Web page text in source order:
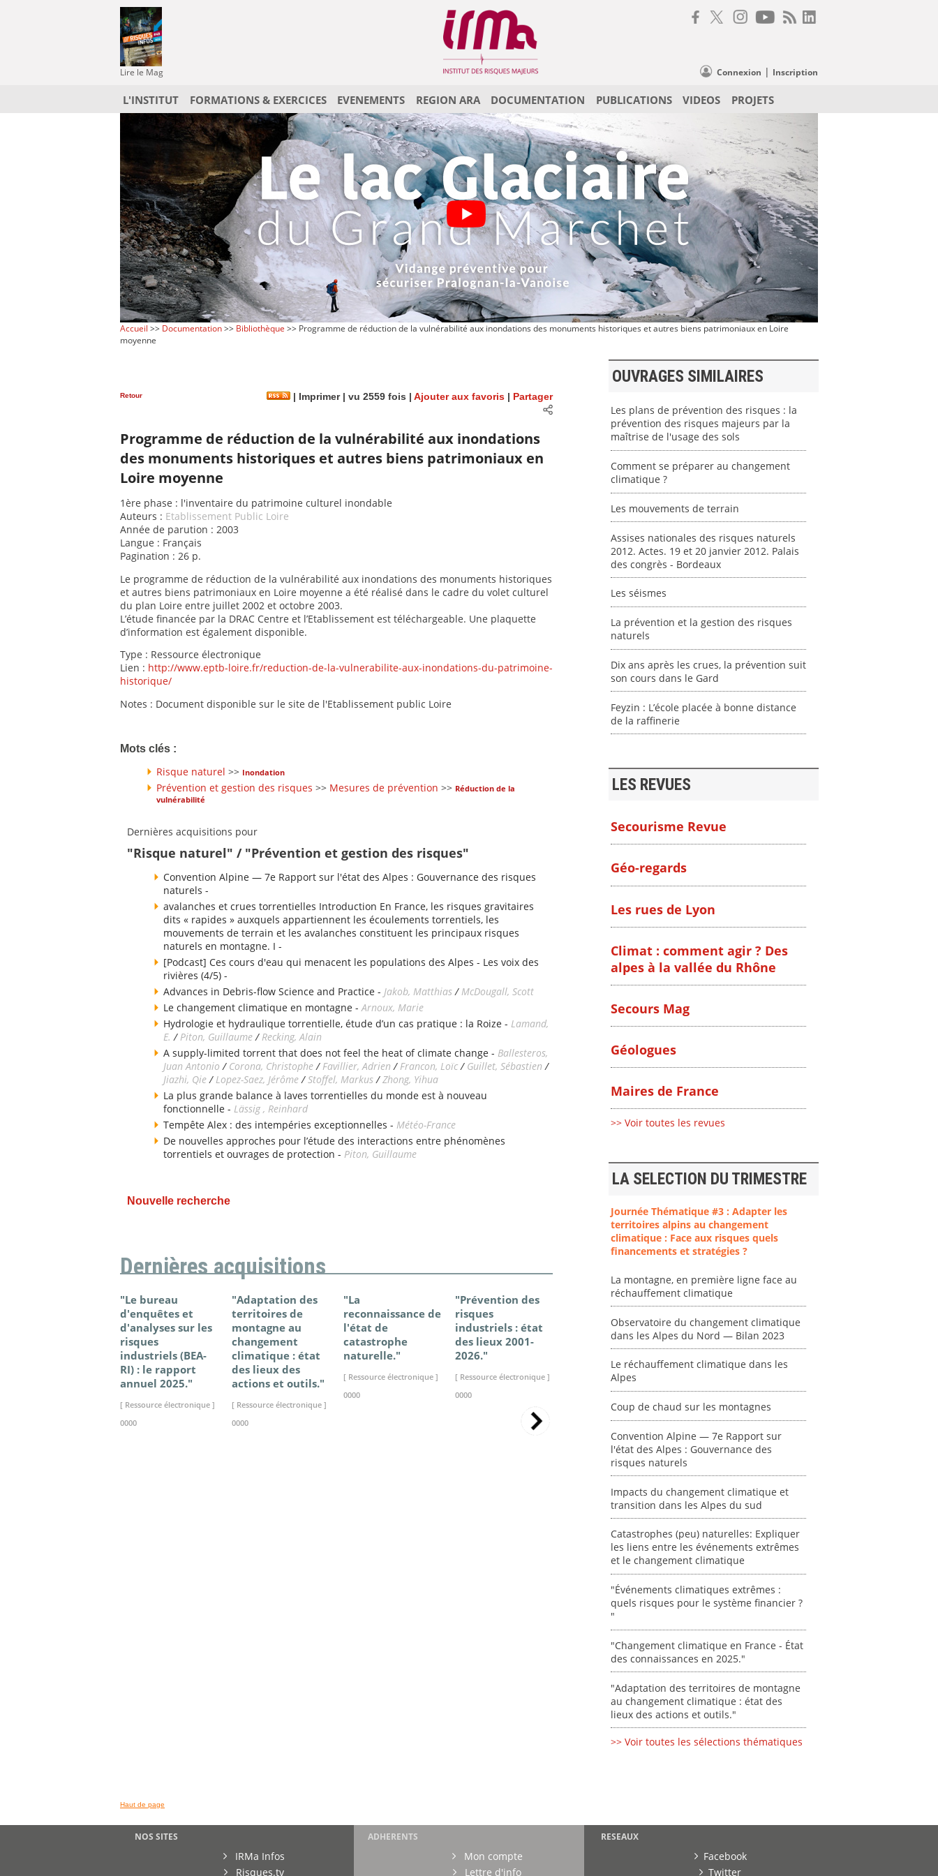
Lire le Mag Connexion | Inscription
L'INSTITUT FORMATIONS & EXERCICES EVENEMENTS REGION ARA DOCUMENTATION PUBLICATIONS VIDEOS PROJETS
Accueil >> Documentation>> Bibliothèque >> Programme de réduction de la vulnérabilité aux inondations des monuments historiques et autres biens patrimoniaux en Loire
moyenne
Retour Imprimer| vu 2559 fois | Ajouter aux favoris Partager
Programme de réduction de la vulnérabilité aux inondations
des monuments historiques et autres biens patrimoniaux en
Loire moyenne
1ère phase : l'inventaire du patrimoine culturel inondable
Auteurs : Etablissement Public Loire
Année de parution : 2003
Langue : Français
Pagination : 26 p.
Le programme de réduction de la vulnérabilité aux inondations des monuments historiques
et autres biens patrimoniaux en Loire moyenne a été réalisé dans le cadre du volet culturel
du plan Loire entre juillet 2002 et octobre 2003.
L’étude financée par la DRAC Centre et l’Etablissement est téléchargeable. Une plaquette
d’information est également disponible.
Type : Ressource électronique
Lien : http://www.eptb-loire.fr/reduction-de-la-vulnerabilite-aux-inondations-du-patrimoine-
historique/
Notes : Document disponible sur le site de l'Etablissement public Loire
Mots clés :
Risque naturel >> Inondation
Prévention et gestion des risques >> Mesures de prévention >> Réduction de la
vulnérabilité
Dernières acquisitions pour
"Risque naturel" / "Prévention et gestion des risques"
Convention Alpine — 7e Rapport sur l'état des Alpes : Gouvernance des risques
naturels -
avalanches et crues torrentielles Introduction En France, les risques gravitaires
dits « rapides » auxquels appartiennent les écoulements torrentiels, les
mouvements de terrain et les avalanches constituent les principaux risques
naturels en montagne. I -
[Podcast] Ces cours d'eau qui menacent les populations des Alpes - Les voix des
rivières (4/5) -
Advances in Debris-flow Science and Practice - Jakob, Matthias/McDougall, Scott
Le changement climatique en montagne -Arnoux, Marie
Hydrologie et hydraulique torrentielle, étude d’un cas pratique : la Roize - Lamand,
E. / Piton, Guillaume/ Recking, Alain
A supply-limited torrent that does not feel the heat of climate change - Ballesteros,
Juan Antonio / Corona, Christophe/ Favillier, Adrien / Francon, Loïc/ Guillet, Sébastien /
Jiazhi, Qie/ Lopez-Saez, Jérôme/Stoffel, Markus/Zhong, Yihua
La plus grande balance à laves torrentielles du monde est à nouveau
fonctionnelle - Lässig , Reinhard
Tempête Alex : des intempéries exceptionnelles - Météo-France
De nouvelles approches pour l’étude des interactions entre phénomènes
torrentiels et ouvrages de protection - Piton, Guillaume
Nouvelle recherche
Dernières acquisitions
"Le bureau
d'enquêtes et
d'analyses sur les
risques
industriels (BEA-
RI) : le rapport
annuel 2025."
[ Ressource électronique ]
0000
"Adaptation des
territoires de
montagne au
changement
climatique : état
des lieux des
actions et outils."
[ Ressource électronique ]
0000
"La
reconnaissance de
l'état de
catastrophe
naturelle."
[ Ressource électronique ]
0000
"Prévention des
risques
industriels : état
des lieux 2001-
2026."
[ Ressource électronique ]
0000
"Changement
France - État des
connaissances en
[ Ressource électronique ]
"Plan ministériel
vagues de
chaleur."
[ Ressource électronique ]
extrêmes : quels
[ Ressource électronique ]
OUVRAGES SIMILAIRES
Les plans de prévention des risques : la
prévention des risques majeurs par la
maîtrise de l'usage des sols
Comment se préparer au changement
climatique ?
Les mouvements de terrain
Assises nationales des risques naturels
2012. Actes. 19 et 20 janvier 2012. Palais
des congrès - Bordeaux
Les séismes
La prévention et la gestion des risques
naturels
Dix ans après les crues, la prévention suit
son cours dans le Gard
Feyzin : L’école placée à bonne distance
de la raffinerie
LES REVUES
Secourisme Revue
Géo-regards
Les rues de Lyon
Climat : comment agir ? Des
alpes à la vallée du Rhône
Secours Mag
Géologues
Maires de France
>> Voir toutes les revues
LA SELECTION DU TRIMESTRE
Journée Thématique #3 : Adapter les
territoires alpins au changement
climatique : Face aux risques quels
financements et stratégies ?
La montagne, en première ligne face au
réchauffement climatique
Observatoire du changement climatique
dans les Alpes du Nord — Bilan 2023
Le réchauffement climatique dans les
Alpes
Coup de chaud sur les montagnes
Convention Alpine — 7e Rapport sur
l'état des Alpes : Gouvernance des
risques naturels
Impacts du changement climatique et
transition dans les Alpes du sud
Catastrophes (peu) naturelles: Expliquer
les liens entre les événements extrêmes
et le changement climatique
"Événements climatiques extrêmes :
quels risques pour le système financier ?
"
"Changement climatique en France - État
des connaissances en 2025."
"Adaptation des territoires de montagne
au changement climatique : état des
lieux des actions et outils."
>> Voir toutes les sélections thématiques
Haut de page
NOS SITES
IRMa Infos
Risques.tv
ADHERENTS
Mon compte
Lettre d'info
RESEAUX
Facebook
Twitter